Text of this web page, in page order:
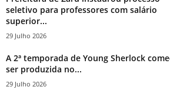
seletivo para professores com salário
superior...
29 Julho 2026
A 2ª temporada de Young Sherlock
ser produzida no...
29 Julho 2026